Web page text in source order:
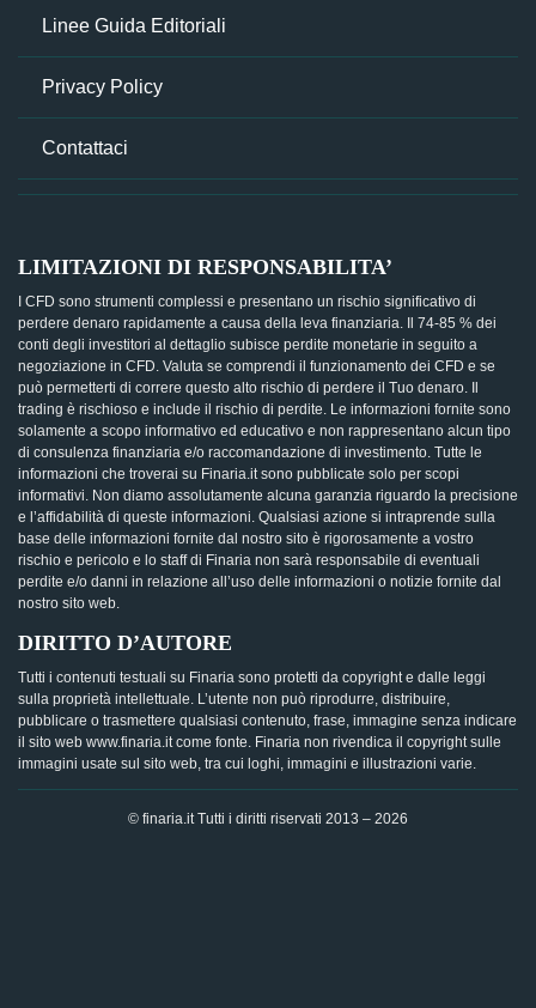
Linee Guida Editoriali
Privacy Policy
Contattaci
LIMITAZIONI DI RESPONSABILITA’
I CFD sono strumenti complessi e presentano un rischio significativo di
perdere denaro rapidamente a causa della leva finanziaria. Il 74-85 % dei
conti degli investitori al dettaglio subisce perdite monetarie in seguito a
negoziazione in CFD. Valuta se comprendi il funzionamento dei CFD e se
può permetterti di correre questo alto rischio di perdere il Tuo denaro. Il
trading è rischioso e include il rischio di perdite. Le informazioni fornite sono
solamente a scopo informativo ed educativo e non rappresentano alcun tipo
di consulenza finanziaria e/o raccomandazione di investimento. Tutte le
informazioni che troverai su Finaria.it sono pubblicate solo per scopi
informativi. Non diamo assolutamente alcuna garanzia riguardo la precisione
e l’affidabilità di queste informazioni. Qualsiasi azione si intraprende sulla
base delle informazioni fornite dal nostro sito è rigorosamente a vostro
rischio e pericolo e lo staff di Finaria non sarà responsabile di eventuali
perdite e/o danni in relazione all’uso delle informazioni o notizie fornite dal
nostro sito web.
DIRITTO D’AUTORE
Tutti i contenuti testuali su Finaria sono protetti da copyright e dalle leggi
sulla proprietà intellettuale. L’utente non può riprodurre, distribuire,
pubblicare o trasmettere qualsiasi contenuto, frase, immagine senza indicare
il sito web www.finaria.it come fonte. Finaria non rivendica il copyright sulle
immagini usate sul sito web, tra cui loghi, immagini e illustrazioni varie.
© finaria.it Tutti i diritti riservati 2013 – 2026